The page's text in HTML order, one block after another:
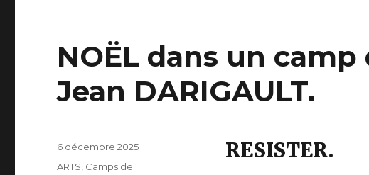
NOËL dans un
Jean DARIGAULT.
RESISTER.
Publié
6 décembre 2025
Catégories
ARTS Camps de